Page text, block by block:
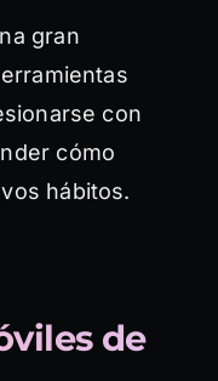
gran
con
cómo
hábitos.
de